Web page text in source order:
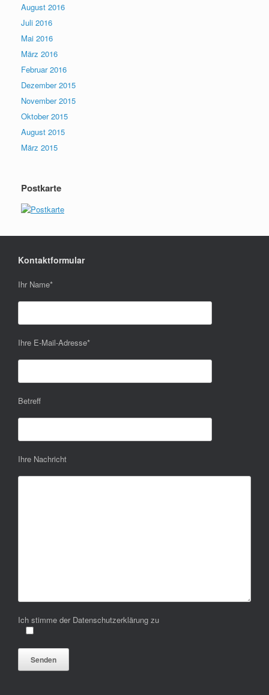
August 2016
Juli 2016
Mai 2016
März 2016
Februar 2016
Dezember 2015
November 2015
Oktober 2015
August 2015
März 2015
Postkarte
Kontaktformular
Ihr Name*
Ihre E-Mail-Adresse*
Betreff
Ihre Nachricht
Ich stimme der Datenschutzerklärung zu
Bitte lasse dieses Feld leer.